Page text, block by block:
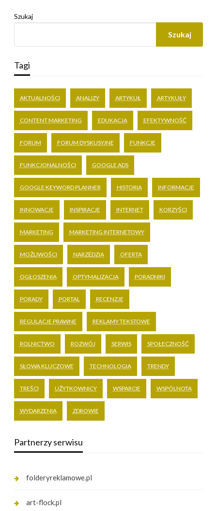
Szukaj
Szukaj
Tagi
AKTUALNOŚCI ANALIZY ARTYKUŁ ARTYKUŁY
CONTENT MARKETING EDUKACJA EFEKTYWNOŚĆ
FORUM FORUM DYSKUSYJNE FUNKCJE
FUNKCJONALNOŚCI GOOGLE ADS
GOOGLE KEYWORD PLANNER HISTORIA INFORMACJE
INNOWACJE INSPIRACJE INTERNET KORZYŚCI
MARKETING MARKETING INTERNETOWY
MOŻLIWOŚCI NARZĘDZIA OFERTA
OGŁOSZENIA OPTYMALIZACJA PORADNIKI
PORADY PORTAL RECENZJE
REGULACJE PRAWNE REKLAMY TEKSTOWE
ROLNICTWO ROZWÓJ SERWIS SPOŁECZNOŚĆ
SŁOWA KLUCZOWE TECHNOLOGIA TRENDY
TREŚCI UŻYTKOWNICY WSPARCIE WSPÓLNOTA
WYDARZENIA ZDROWIE
Partnerzy serwisu
folderyreklamowe.pl
art-flock.pl